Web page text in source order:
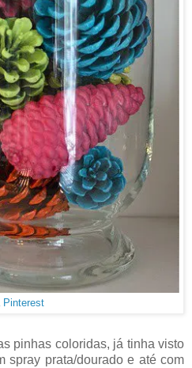
Pinterest
pinhas coloridas, já tinha visto
spray prata/dourado e até com